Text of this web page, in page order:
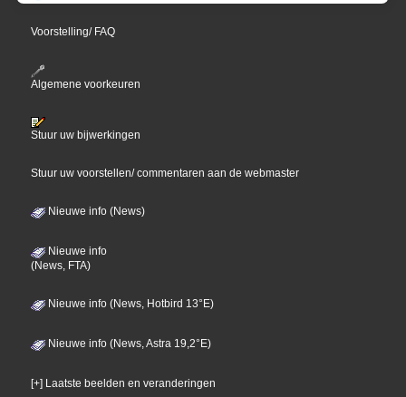
Voorstelling/ FAQ
Algemene voorkeuren
Stuur uw bijwerkingen
Stuur uw voorstellen/ commentaren aan de webmaster
Nieuwe info (News)
Nieuwe info
(News, FTA)
Nieuwe info (News, Hotbird 13°E)
Nieuwe info (News, Astra 19,2°E)
[+] Laatste beelden en veranderingen